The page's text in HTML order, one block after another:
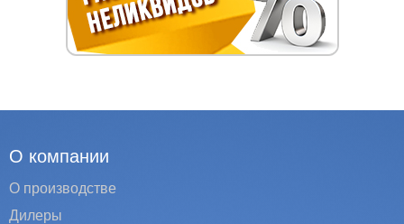
О компании
О производстве
Дилеры